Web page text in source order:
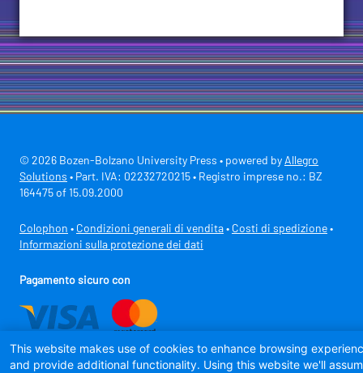
© 2026 Bozen-Bolzano University Press • powered by Allegro
Solutions • Part. IVA: 02232720215 • Registro imprese no.: BZ
164475 of 15.09.2000
Colophon • Condizioni generali di vendita • Costi di spedizione •
Informazioni sulla protezione dei dati
Pagamento sicuro con
This website makes use of cookies to enhance browsing
and provide additional functionality. Using this website we'll